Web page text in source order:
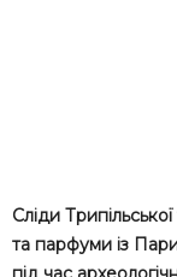
Сліди
та парфуми із